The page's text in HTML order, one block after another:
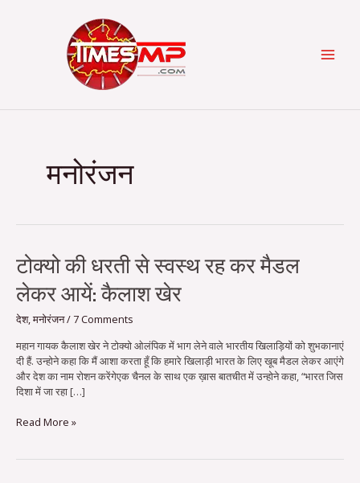
मनोरंजन
टोक्यो की धरती से स्वस्थ रह कर मैडल
लेकर आयें: कैलाश खेर
देश,मनोरंजन/ 7 Comments
महान गायक कैलाश खेर ने टोक्यो ओलंपिक में भाग लेने वाले भारतीय खिलाड़ियों को शुभकानाएं
दी हैं. उन्होने कहा कि मैं आशा करता हूँ कि हमारे खिलाड़ी भारत के लिए खूब मैडल लेकर आएंगे
और देश का नाम रोशन करेंगेएक चैनल के साथ एक ख़ास बातचीत में उन्होने कहा, “भारत जिस
दिशा में जा रहा […]
टोक्यो
की
धरती
से
स्वस्थ
कर
मैडल
लेकर
आयें:
खेर
Read More »